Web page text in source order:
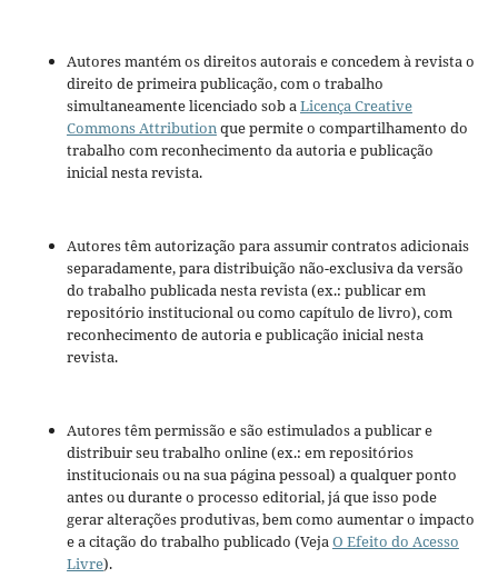
Autores mantém os direitos autorais e concedem à revista o
direito de primeira publicação, com o trabalho
simultaneamente licenciado sob aLicença Creative
Commons Attributionque permite o compartilhamento do
trabalho com reconhecimento da autoria e publicação
inicial nesta revista.
Autores têm autorização para assumir contratos adicionais
separadamente, para distribuição não-exclusiva da versão
do trabalho publicada nesta revista (ex.: publicar em
repositório institucional ou como capítulo de livro), com
reconhecimento de autoria e publicação inicial nesta
revista.
Autores têm permissão e são estimulados a publicar e
distribuir seu trabalho online (ex.: em repositórios
institucionais ou na sua página pessoal) a qualquer ponto
antes ou durante o processo editorial, já que isso pode
gerar alterações produtivas, bem como aumentar o impacto
e a citação do trabalho publicado (VejaO Efeito do Acesso
Livre).